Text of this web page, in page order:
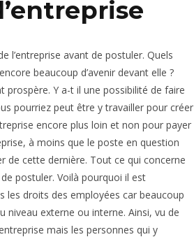
l’entreprise avant de postuler. Quels
beaucoup d’avenir devant elle ?
prospère. Y a-t il une possibilité de faire
pourriez peut être y travailler pour créer
encore plus loin et non pour payer
à moins que le poste en question
de cette dernière. Tout ce qui concerne
postuler. Voilà pourquoi il est
les droits des employées car beaucoup
niveau externe ou interne. Ainsi, vu de
mais les personnes qui y